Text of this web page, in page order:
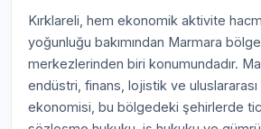
Kırklareli, hem ekonomik aktivite
yoğunluğu bakımından Marmara
merkezlerinden biri konumundadır.
endüstri, finans, lojistik ve uluslararası
ekonomisi, bu bölgedeki şehirlerde